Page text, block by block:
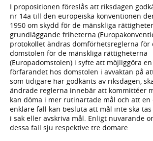
I propositionen föreslås att riksdagen
nr 14a till den europeiska konventionen
1950 om skydd för de mänskliga
grundläggande friheterna
protokollet ändras domförhetsreglerna för
domstolen för de mänskliga rättigheterna
(Europadomstolen) i syfte att möjliggöra
förfarandet hos domstolen i avvaktan på
som tidigare har godkänts av riksdagen,
ändrade reglerna innebär att kommittéer
kan döma i mer rutinartade mål och att en
enklare fall kan besluta att mål inte ska
i sak eller avskriva mål. Enligt nuvarande
dessa fall sju respektive tre domare.